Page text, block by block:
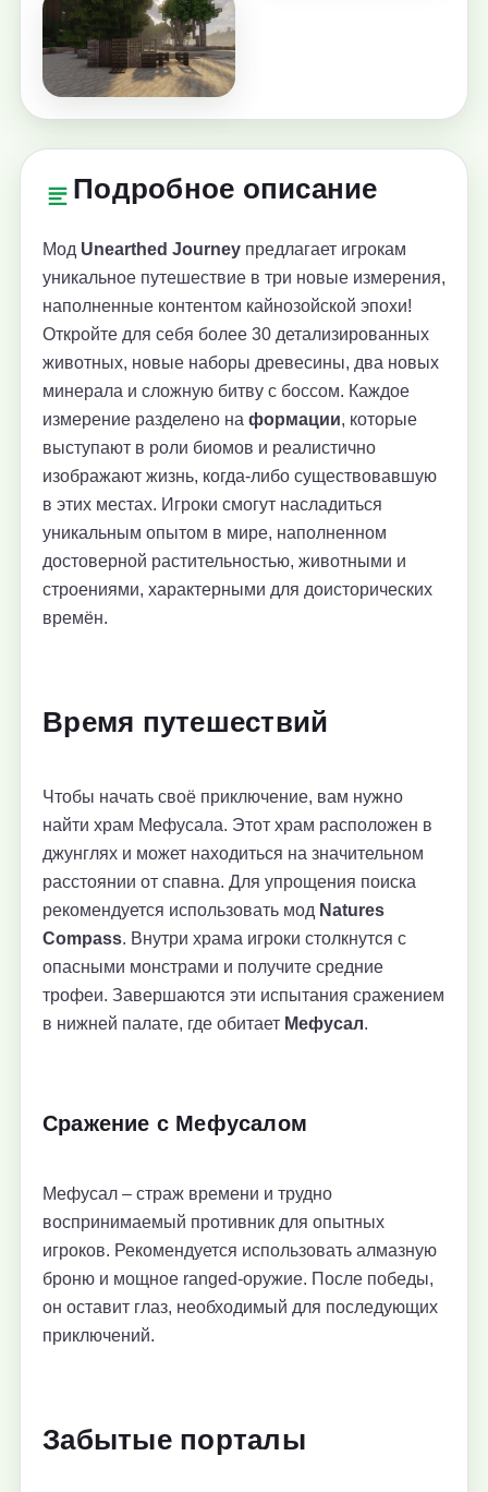
Подробное описание
Мод Unearthed Journey предлагает игрокам
уникальное путешествие в три новые измерения,
наполненные контентом кайнозойской эпохи!
Откройте для себя более 30 детализированных
животных, новые наборы древесины, два новых
минерала и сложную битву с боссом. Каждое
измерение разделено на формации, которые
выступают в роли биомов и реалистично
изображают жизнь, когда-либо существовавшую
в этих местах. Игроки смогут насладиться
уникальным опытом в мире, наполненном
достоверной растительностью, животными и
строениями, характерными для доисторических
времён.
Время путешествий
Чтобы начать своё приключение, вам нужно
найти храм Мефусала. Этот храм расположен в
джунглях и может находиться на значительном
расстоянии от спавна. Для упрощения поиска
рекомендуется использовать мод Natures
Compass. Внутри храма игроки столкнутся с
опасными монстрами и получите средние
трофеи. Завершаются эти испытания сражением
в нижней палате, где обитает Мефусал.
Сражение с Мефусалом
Мефусал – страж времени и трудно
воспринимаемый противник для опытных
игроков. Рекомендуется использовать алмазную
броню и мощное ranged-оружие. После победы,
он оставит глаз, необходимый для последующих
приключений.
Забытые порталы